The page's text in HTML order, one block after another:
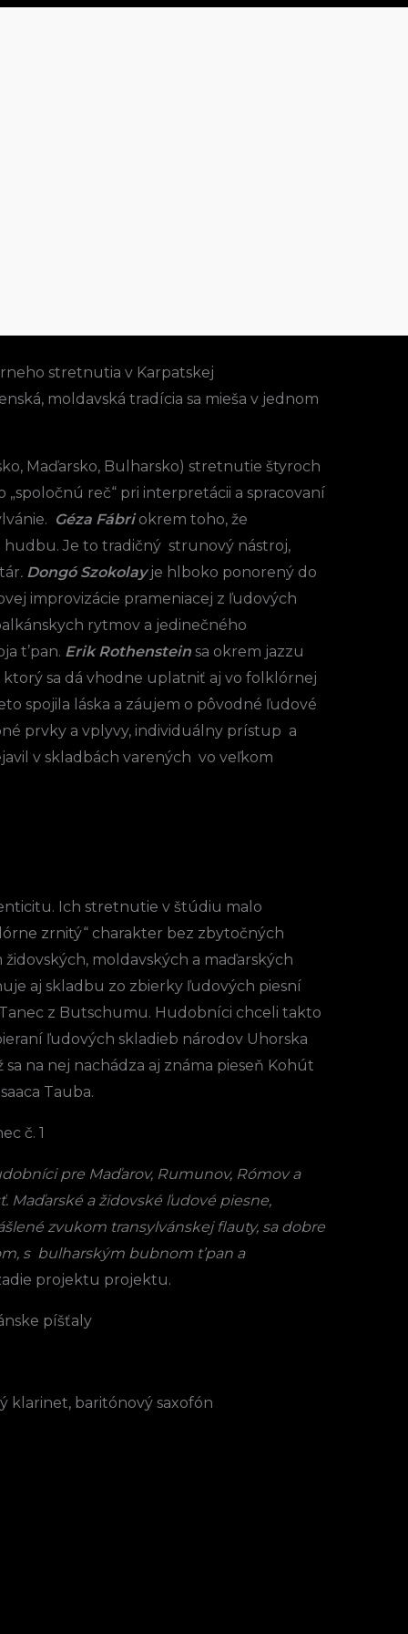
album
stretnutia v Karpatskej
moldavská tradícia sa mieša v jednom
Maďarsko, Bulharsko) stretnutie štyroch
reč“ pri interpretácii a spracovaní
Géza Fábriokrem toho, že
Je to tradičný strunový nástroj,
. Dongó Szokolayje hlboko ponorený do
improvizácie prameniacej z ľudových
rytmov a jedinečného
t’pan. Erik Rothensteinsa okrem jazzu
sa dá vhodne uplatniť aj vo folklórnej
spojila láska a záujem o pôvodné ľudové
prvky a vplyvy, individuálny prístup a
v skladbách varených vo veľkom
Ich stretnutie v štúdiu malo
zrnitý“ charakter bez zbytočných
moldavských a maďarských
aj skladbu zo zbierky ľudových piesní
z Butschumu. Hudobníci chceli takto
ľudových skladieb národov Uhorska
na nej nachádza aj známa pieseň Kohút
Tauba.
č. 1
pre Maďarov, Rumunov, Rómov a
Maďarské a židovské ľudové piesne,
zvukom transylvánskej flauty, sa dobre
s bulharským bubnom t’pan a
projektu projektu.
píšťaly
klarinet, baritónový saxofón